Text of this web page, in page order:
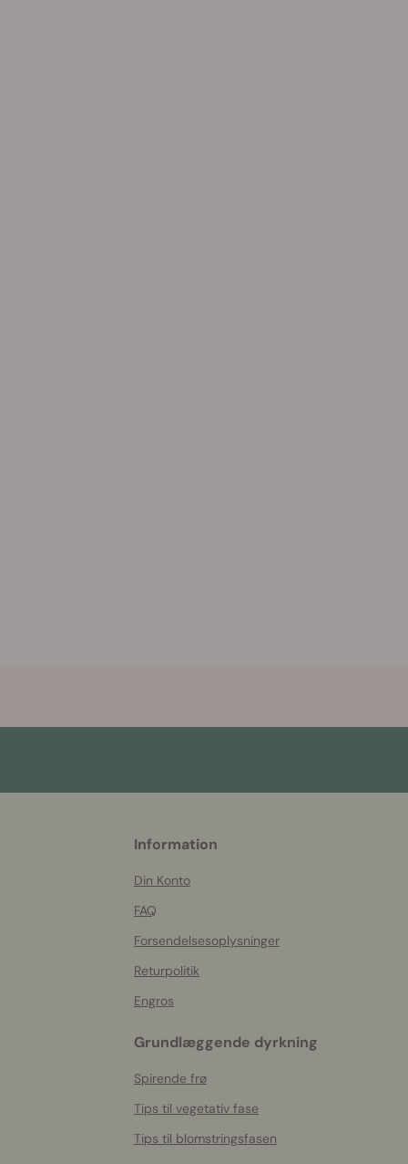
Information
Din Konto
FAQ
Forsendelsesoplysninger
Returpolitik
Engros
Grundlæggende dyrkning
Spirende frø
Tips til vegetativ fase
Tips til blomstringsfasen